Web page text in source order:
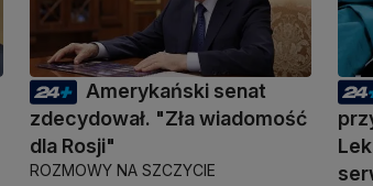
Amerykański senat
zdecydował. "Zła wiadomość
dla Rosji"
ROZMOWY NA SZCZYCIE